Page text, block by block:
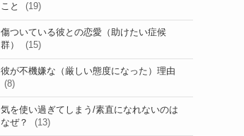
こと
(19)
傷ついている彼との恋愛（助けたい症候
群）
(15)
彼が不機嫌な（厳しい態度になった）理由
(8)
気を使い過ぎてしまう/素直になれないのは
なぜ？
(13)